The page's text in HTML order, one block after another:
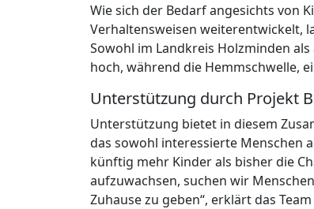
Wie sich der Bedarf angesichts von
Verhaltensweisen weiterentwickelt,
Sowohl im Landkreis Holzminden
hoch, während die Hemmschwelle,
Unterstützung durch Projekt
Unterstützung bietet in diesem
das sowohl interessierte Menschen
künftig mehr Kinder als bisher die
aufzuwachsen, suchen wir
Zuhause zu geben“, erklärt das